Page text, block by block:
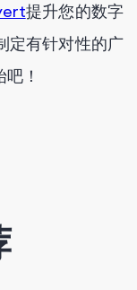
提升您的数字
定有针对性的广
！